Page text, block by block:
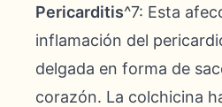
Pericarditis^7: Esta
inflamación del
delgada en forma de
corazón. La colchicina